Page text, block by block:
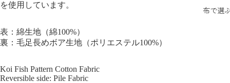
布で選
を使用しています。
表：綿生地（綿100%）
裏：毛足長めボア生地（ポリエステル100%）
Koi Fish Pattern Cotton Fabric
Reversible side: Pile Fabric